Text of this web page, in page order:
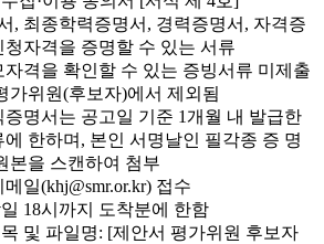
, 최종학력증명서, 경력증명서, 자격증
청자격을 증명할 수 있는 서류
자격을 확인할 수 있는 증빙서류 미제출
가위원(후보자)에서 제외됨
증명서는 공고일 기준 1개월 내 발급한
에 한하며, 본인 서명날인 필각종 증 명
본을 스캔하여 첨부
일(khj@smr.or.kr) 접수
18시까지 도착분에 한함
및 파일명: [제안서 평가위원 후보자